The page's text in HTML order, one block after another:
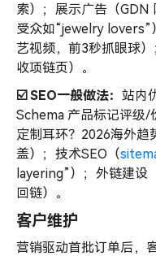
索）；展示广告（
受众如“jewelry lovers”
艺视频，前3秒抓眼球
收项链页）。
☑️SEO一般做法： 站内
Schema 产品标记评级/
定制耳环？2026海外趋
盖）；技术SEO（
layering”）；外链建
回链）。
客户维护
营销驱动首批订单后，